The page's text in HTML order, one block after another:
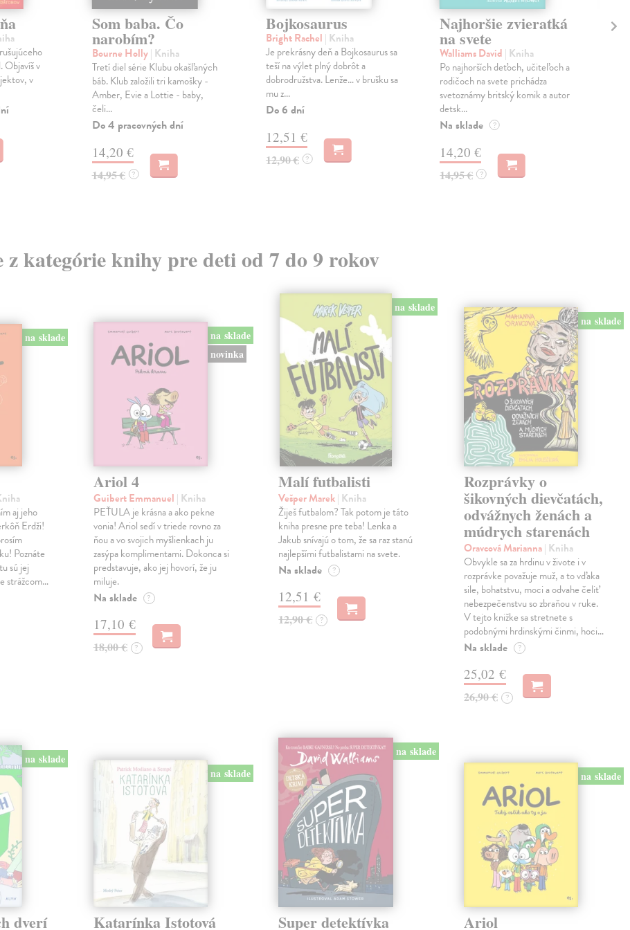
Objavíš v
v
Som baba. Čo
narobím?
Bourne Holly| Kniha
Tretí diel série Klubu okašľaných
báb. Klub založili tri kamošky -
Amber, Evie a Lottie - baby,
čeli...
Do 4 pracovných dní
14,20 €
14,95 € ?
Bojkosaurus
Bright Rachel | Kniha
Je prekrásny deň a Bojkosaurus sa
teší na výlet plný dobrôt a
dobrodružstva. Lenže… v brušku sa
mu z...
Do 6 dní
12,51 €
12,90 € ?
Najhoršie zvieratká
na svete
Walliams David | Kniha
Po najhorších deťoch, učiteľoch a
rodičoch na svete prichádza
svetoznámy britský komik a autor
detsk...
Na sklade ?
14,20 €
14,95 € ?
z kategórie knihy pre deti od 7 do 9 rokov
na sklade
aj jeho
Erdži!
Poznáte
sú jej
strážcom…
na sklade
novinka
Ariol 4
Guibert Emmanuel | Kniha
PEŤULA je krásna a ako pekne
vonia! Ariol sedí v triede rovno za
ňou a vo svojich myšlienkach ju
zasýpa komplimentami. Dokonca si
predstavuje, ako jej hovorí, že ju
miluje.
Na sklade ?
17,10 €
18,00 € ?
na sklade
Malí futbalisti
Vešper Marek| Kniha
Žiješ futbalom? Tak potom je táto
kniha presne pre teba! Lenka a
Jakub snívajú o tom, že sa raz stanú
najlepšími futbalistami na svete.
Na sklade ?
12,51 €
12,90 € ?
na sklade
Rozprávky o
šikovných dievčatách,
odvážnych ženách a
múdrych starenách
Oravcová Marianna| Kniha
Obvykle sa za hrdinu v živote i v
rozprávke považuje muž, a to vďaka
sile, bohatstvu, moci a odvahe čeliť
nebezpečenstvu so zbraňou v ruke.
V tejto knižke sa stretnete s
podobnými hrdinskými činmi, hoci…
Na sklade ?
25,02 €
26,90 € ?
na sklade
dverí
na sklade
Katarínka Istotová
na sklade
Super detektívka
na sklade
Ariol